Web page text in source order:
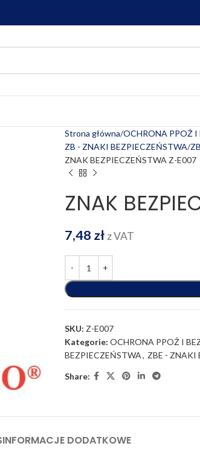
Strona główna OCHRONA PPOŻ I
ZB - ZNAKI BEZPIECZEŃSTWA
ZNAK BEZPIECZEŃSTWA Z-E007
ZNAK
7,48 zł z VAT
SKU: Z-E007
Kategorie: OCHRONA PPOŻ I
BEZPIECZEŃSTWA, ZBE - ZNAKI
Share:
INFORMACJE DODATKOWE